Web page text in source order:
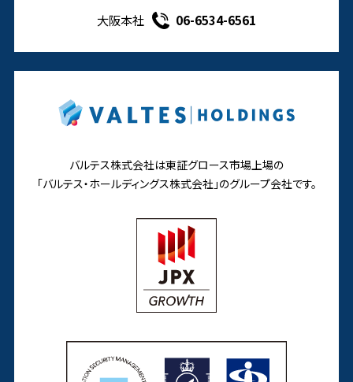
大阪本社
06-6534-6561
バルテス株式会社は東証グロース市場上場の
「バルテス・ホールディングス株式会社」のグループ会社です。